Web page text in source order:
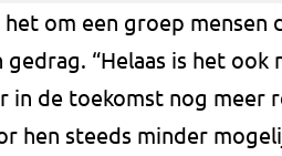
om een groep mensen
“Helaas is het ook
de toekomst nog meer
hen steeds minder